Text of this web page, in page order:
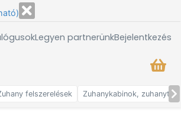
Legyen partnerünkBejelentkezés
felszerelések Zuhanykabinok,